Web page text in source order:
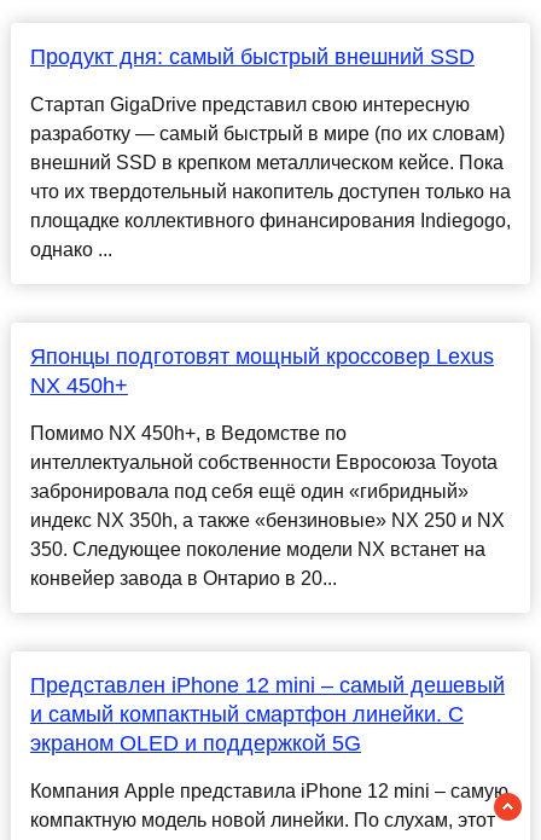
Продукт дня: самый быстрый внешний SSD
Стартап GigaDrive представил свою интересную
разработку — самый быстрый в мире (по их словам)
внешний SSD в крепком металлическом кейсе. Пока
что их твердотельный накопитель доступен только на
площадке коллективного финансирования Indiegogo,
однако ...
Японцы подготовят мощный кроссовер Lexus
NX 450h+
Помимо NX 450h+, в Ведомстве по
интеллектуальной собственности Евросоюза Toyota
забронировала под себя ещё один «гибридный»
индекс NX 350h, а также «бензиновые» NX 250 и NX
350. Следующее поколение модели NX встанет на
конвейер завода в Онтарио в 20...
Представлен iPhone 12 mini – самый дешевый
и самый компактный смартфон линейки. С
экраном OLED и поддержкой 5G
Компания Apple представила iPhone 12 mini – самую
компактную модель новой линейки. По слухам, этот